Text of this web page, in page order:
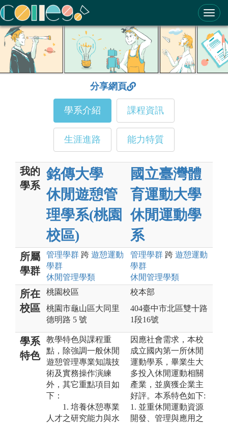
ColleGo! 大學選才與高中育才輔助系統
分享網頁
學系介紹 課程資訊
生涯進路 能力特質
我的
學系
銘傳大學
休閒遊憩管
理學系(桃園
校區)
國立臺灣體
育運動大學
休閒運動學
系
所屬
學群
管理學群 跨 遊憩運動
學群
休閒管理學類
管理學群 跨 遊憩運動
學群
休閒管理學類
所在
校區
桃園校區
桃園市龜山區大同里
德明路 5 號
校本部
404臺中市北區雙十路
1段16號
學系
特色
教學特色與課程重
點，除強調一般休閒
遊憩管理專業知識技
術及實務操作演練
外，其它重點項目如
下：
1. 培養休憩專業
人才之研究能力與水
因應社會需求，本校
成立國內第一所休閒
運動學系，畢業生大
多投入休閒運動相關
產業，並廣獲企業主
好評。本系特色如下:
1. 並重休閒運動資源
開發、管理與應用之